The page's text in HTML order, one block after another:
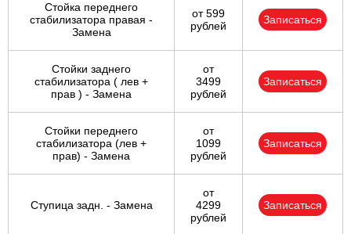
Стойка переднего
стабилизатора правая -
Замена
от 599
рублей
Записаться
Стойки заднего
стабилизатора ( лев +
прав ) - Замена
от
3499
рублей
Записаться
Стойки переднего
стабилизатора (лев +
прав) - Замена
от
1099
рублей
Записаться
Ступица задн. - Замена
от
4299
рублей
Записаться